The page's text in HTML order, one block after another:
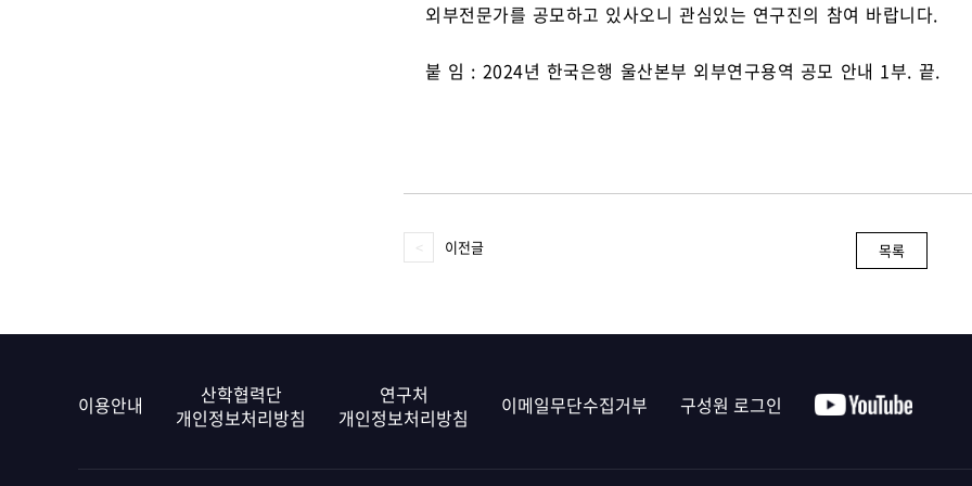
외부전문가를 공모하고 있사오니 관심있는 연구진의 참여 바랍니다.
붙 임 : 2024년 한국은행 울산본부 외부연구용역 공모 안내 1부. 끝.
이전글 목록
이용안내
산학협력단
개인정보처리방침
연구처
개인정보처리방침
이메일무단수집거부 구성원 로그인